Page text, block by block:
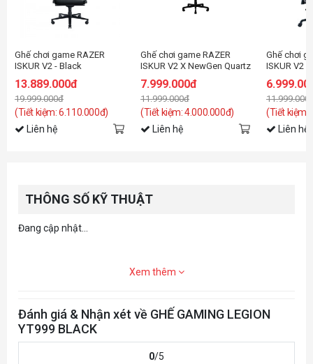
Ghế chơi game RAZER
ISKUR V2 - Black
13.889.000đ
19.999.000đ
(Tiết kiệm: 6.110.000đ)
Liên hệ
Ghế chơi game RAZER
ISKUR V2 X NewGen Quartz
7.999.000đ
11.999.000đ
(Tiết kiệm: 4.000.000đ)
Liên hệ
Ghế chơi
ISKUR V2
(Tiết kiệm:
Liên hệ
THÔNG SỐ KỸ THUẬT
Đang cập nhật...
Xem thêm
Đánh giá & Nhận xét về GHẾ GAMING LEGION
YT999 BLACK
0/5